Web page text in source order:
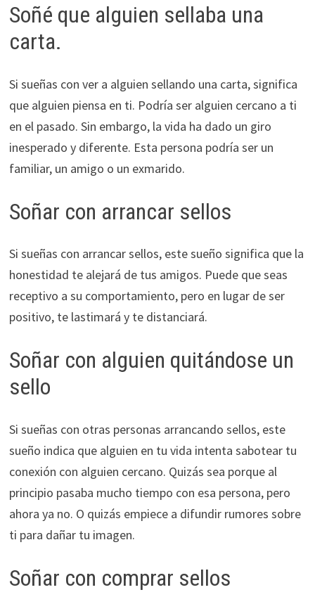
Soñé que alguien sellaba una
carta.
Si sueñas con ver a alguien sellando una carta, significa
que alguien piensa en ti. Podría ser alguien cercano a ti
en el pasado. Sin embargo, la vida ha dado un giro
inesperado y diferente. Esta persona podría ser un
familiar, un amigo o un exmarido.
Soñar con arrancar sellos
Si sueñas con arrancar sellos, este sueño significa que la
honestidad te alejará de tus amigos. Puede que seas
receptivo a su comportamiento, pero en lugar de ser
positivo, te lastimará y te distanciará.
Soñar con alguien quitándose un
sello
Si sueñas con otras personas arrancando sellos, este
sueño indica que alguien en tu vida intenta sabotear tu
conexión con alguien cercano. Quizás sea porque al
principio pasaba mucho tiempo con esa persona, pero
ahora ya no. O quizás empiece a difundir rumores sobre
ti para dañar tu imagen.
Soñar con comprar sellos